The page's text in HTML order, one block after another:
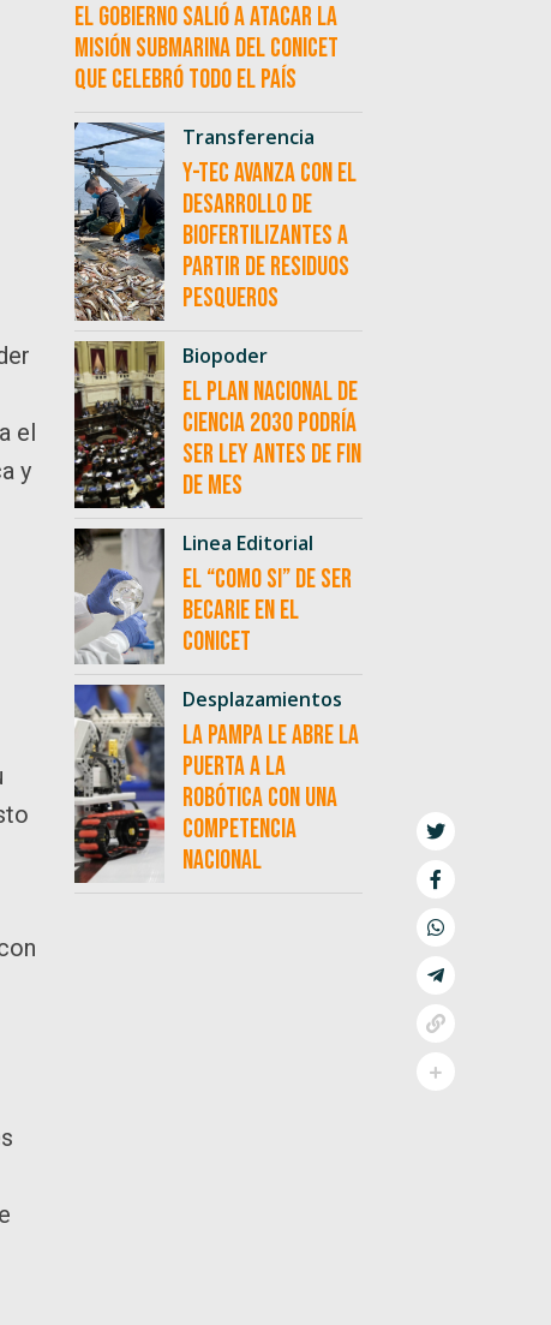
el
y
El Gobierno salió a atacar la
misión submarina del CONICET
que celebró todo el país
Transferencia
Y-TEC avanza con el
desarrollo de
biofertilizantes a
partir de residuos
pesqueros
Biopoder
El Plan Nacional de
Ciencia 2030 podría
ser ley antes de fin
de mes
Linea Editorial
El “como si” de ser
becarie en el
CONICET
Desplazamientos
La Pampa le abre la
puerta a la
robótica con una
competencia
nacional